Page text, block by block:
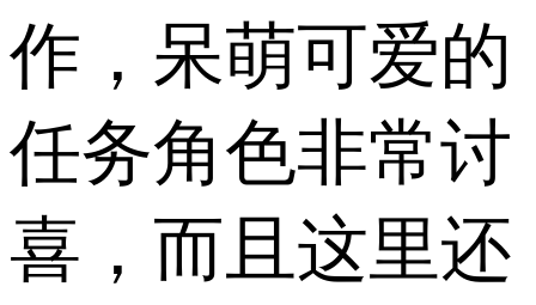
作，呆萌可爱的
任务角色非常讨
喜，而且这里还